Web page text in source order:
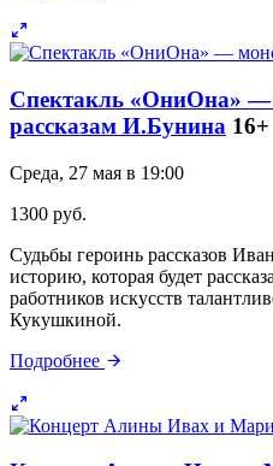
Спектакль «ОниОна» —
рассказам И.Бунина 16+
Среда, 27 мая в 19:00
1300 руб.
Судьбы героинь рассказов
историю, которая будет
работников искусств
Кукушкиной.
Подробнее